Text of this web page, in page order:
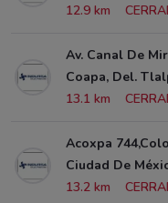
12.9 km
Av. Canal De
Coapa, Del.
13.1 km
Acoxpa
Ciudad De
13.2 km